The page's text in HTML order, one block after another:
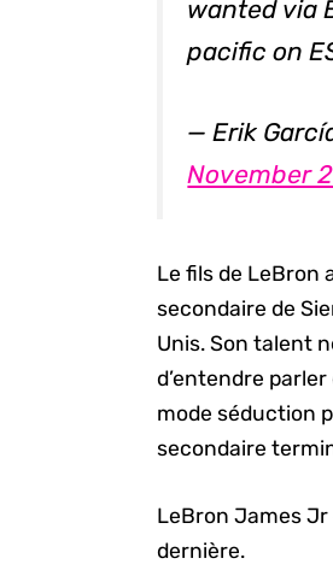
wanted via
pacific on
— Erik
November
Le fils de LeBron
secondaire de
Unis. Son talent
d’entendre
mode séduction
secondaire
LeBron James Jr
dernière.